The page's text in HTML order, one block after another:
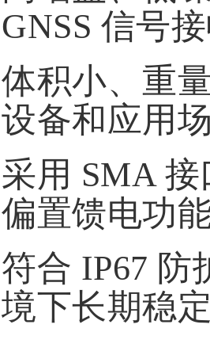
GNSS 信号
体积小、重
设备和应用
采用 SMA
偏置馈电功
符合 IP67 防
境下长期稳